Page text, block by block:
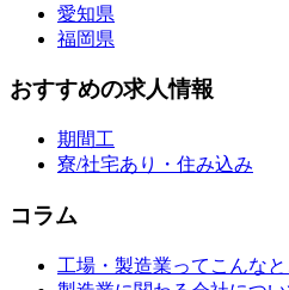
愛知県
福岡県
おすすめの求人情報
期間工
寮/社宅あり・住み込み
コラム
工場・製造業ってこんなと